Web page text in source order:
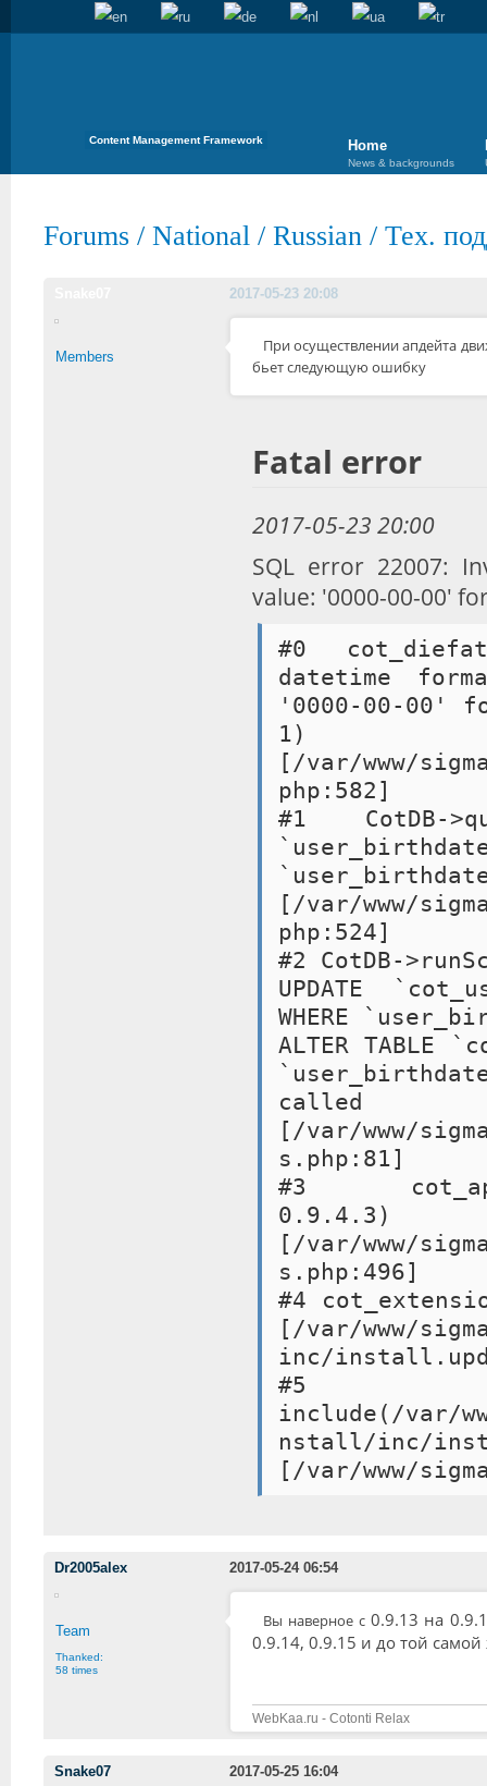
Content Management Framework Home
News & backgrounds
Forums / National / Russian / Тех.
2017-05-23 20:08
Members
При осуществлении апдейта
бьет следующую ошибку
Fatal error
2017-05-23 20:00
SQL error 22007:
value: '0000-00-00'
#0
datetime
'0000-00-00'
1)
[/var/www/
php:582]
#1 CotDB-
[/var/www/
php:524]
#2 CotDB-
UPDATE
WHERE
ALTER TABLE
[/var/www/
s.php:81]
#3
[/var/www/
s.php:496]
#4
[/var/www/
inc/
#5
include(/var/
nstall/inc/
Dr2005alex 2017-05-24 06:54
Team
Thanked:
58 times
Вы наверное с 0.9.13 на
0.9.14, 0.9.15 и до той
WebKaa.ru - Cotonti Relax
Snake07 2017-05-25 16:04